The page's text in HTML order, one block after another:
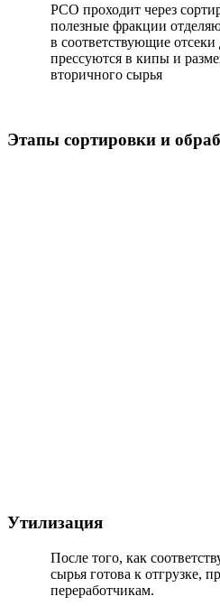
РСО проходит через
полезные фракции
в соответствующие отсеки
прессуются в кипы и
вторичного сырья
Этапы сортировки и
Утилизация
После того, как
сырья готова к отгрузке,
переработчикам.